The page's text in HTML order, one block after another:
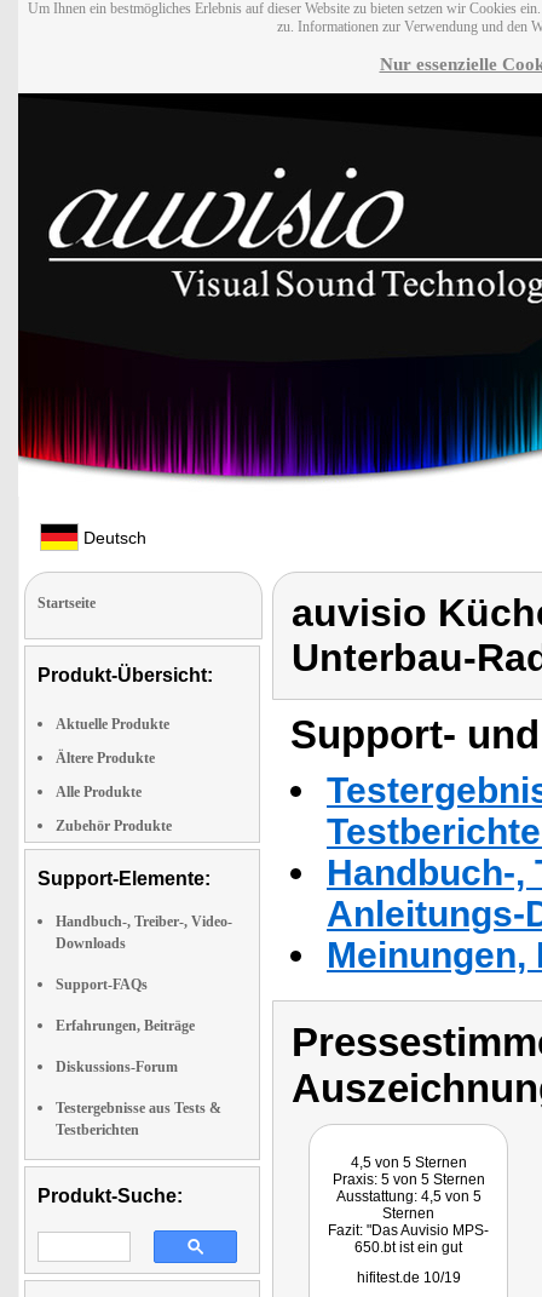
Um Ihnen ein bestmögliches Erlebnis auf dieser Website zu bieten setzen wir Cookies
zu. Informationen zur Verwendung und den
Nur essenzielle
Deutsch
Startseite
Produkt-Übersicht:
Aktuelle Produkte
Ältere Produkte
Alle Produkte
Zubehör Produkte
Support-Elemente:
Handbuch-, Treiber-, Video-
Downloads
Support-FAQs
Erfahrungen, Beiträge
Diskussions-Forum
Testergebnisse aus Tests &
Testberichten
Produkt-Suche:
auvisio
Unterbau-
Support-
Handbuch-,
Anleitungs-
4,5 von 5 Sternen
Praxis: 5 von 5 Sternen
Ausstattung: 4,5 von 5
Sternen
Fazit: "Das Auvisio MPS-
650.bt ist ein gut
Küchenradio mit Bluetooth
hifitest.de 10/19